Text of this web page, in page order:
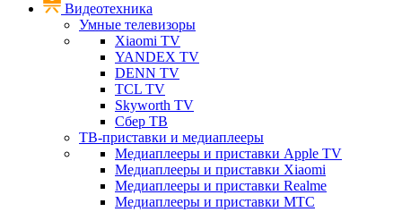
Видеотехника
Умные телевизоры
Xiaomi TV
YANDEX TV
DENN TV
TCL TV
Skyworth TV
Сбер ТВ
ТВ-приставки и медиаплееры
Медиаплееры и приставки Apple TV
Медиаплееры и приставки Xiaomi
Медиаплееры и приставки Realme
Медиаплееры и приставки МТС